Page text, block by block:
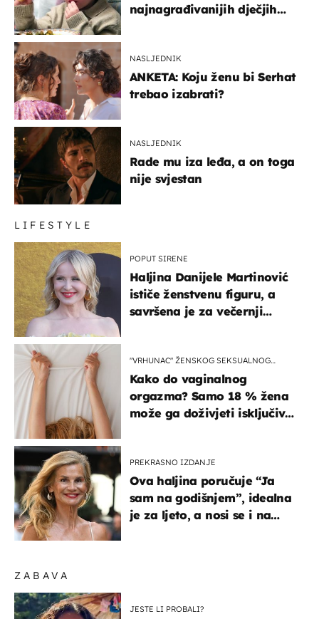
ZABAVA
JESTE LI PROBALI?
najnagrađivanijih dječjih
NASLJEDNIK
ANKETA: Koju ženu bi Serhat
trebao izabrati?
NASLJEDNIK
Rade mu iza leđa, a on toga
nije svjestan
LIFESTYLE
POPUT SIRENE
Haljina Danijele Martinović
ističe ženstvenu figuru, a
savršena je za večernji
"VRHUNAC" ŽENSKOG SEKSUALNOG
Kako do vaginalnog
orgazma? Samo 18 % žena
može ga doživjeti isključivo
PREKRASNO IZDANJE
Ova haljina poručuje “Ja
sam na godišnjem”, idealna
je za ljeto, a nosi se i na